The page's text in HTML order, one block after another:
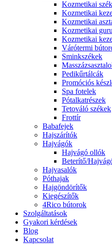
Kozmetikai
Kozmetikai
Kozmetikai
Kozmetikai
Kozmetikai
Várótermi
Sminkszékek
Pedikűrtálcák
Promóciós
Spa fotelek
Pótalkatrészek
Tetováló székek
Frottír
Babafejek
Hajszárítók
Hajvágók
Hajvágó ollók
Beterítő/
Hajvasalók
Póthajak
Hajgöndörítők
Kiegészítők
4Rico bútorok
Szolgáltatások
Gyakori kérdések
Blog
Kapcsolat